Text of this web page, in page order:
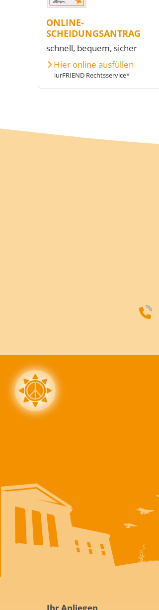
ONLINE-
SCHEIDUNGSANTRAG
schnell, bequem, sicher
Hier online ausfüllen
iurFRIEND Rechtsservice*